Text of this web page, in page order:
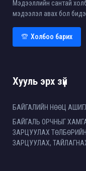
Хууль эрх зүй
БАЙГАЛИЙН НӨӨЦ
БАЙГАЛЬ ОРЧНЫГ
ЗАРЦУУЛАХ
ЗАРЦУУЛАХ,
Мэдээллийн сантай
мэдээлэл авах бол
Холбоо барих